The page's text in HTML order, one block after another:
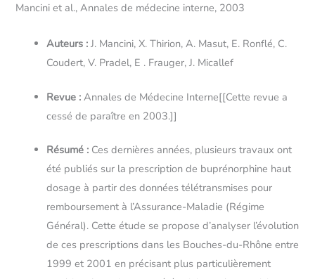
Mancini et al., Annales de médecine interne, 2003
Auteurs : J. Mancini, X. Thirion, A. Masut, E. Ronflé, C.
Coudert, V. Pradel, E . Frauger, J. Micallef
Revue : Annales de Médecine Interne[[Cette revue a
cessé de paraître en 2003.]]
Résumé : Ces dernières années, plusieurs travaux ont
été publiés sur la prescription de buprénorphine haut
dosage à partir des données télétransmises pour
remboursement à l’Assurance-Maladie (Régime
Général). Cette étude se propose d’analyser l’évolution
de ces prescriptions dans les Bouches-du-Rhône entre
1999 et 2001 en précisant plus particulièrement